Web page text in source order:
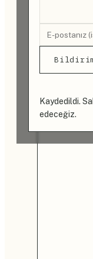
Kaydedildi.
edeceğiz.